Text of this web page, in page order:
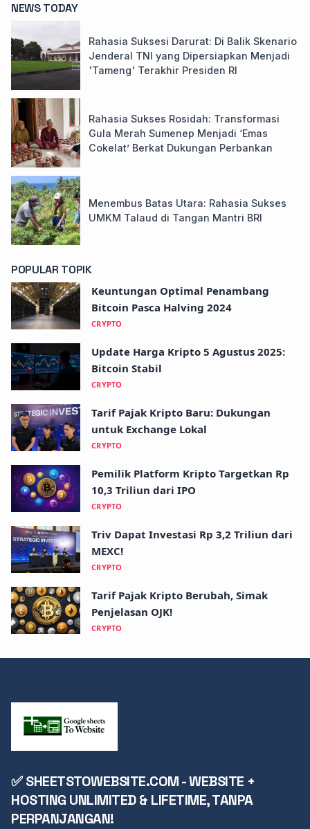
NEWS TODAY
Rahasia Suksesi Darurat: Di Balik Skenario
Jenderal TNI yang Dipersiapkan Menjadi
'Tameng' Terakhir Presiden RI
Rahasia Sukses Rosidah: Transformasi
Gula Merah Sumenep Menjadi ‘Emas
Cokelat’ Berkat Dukungan Perbankan
Menembus Batas Utara: Rahasia Sukses
UMKM Talaud di Tangan Mantri BRI
POPULAR TOPIK
Keuntungan Optimal Penambang
Bitcoin Pasca Halving 2024
CRYPTO
Update Harga Kripto 5 Agustus 2025:
Bitcoin Stabil
CRYPTO
Tarif Pajak Kripto Baru: Dukungan
untuk Exchange Lokal
CRYPTO
Pemilik Platform Kripto Targetkan Rp
10,3 Triliun dari IPO
CRYPTO
Triv Dapat Investasi Rp 3,2 Triliun dari
MEXC!
CRYPTO
Tarif Pajak Kripto Berubah, Simak
Penjelasan OJK!
CRYPTO
✅ SHEETSTOWEBSITE.COM - WEBSITE +
HOSTING UNLIMITED & LIFETIME, TANPA
PERPANJANGAN!